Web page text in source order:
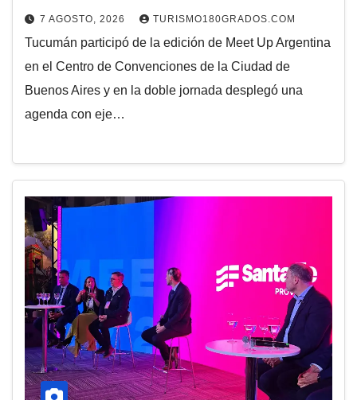
7 AGOSTO, 2026 TURISMO180GRADOS.COM
Tucumán participó de la edición de Meet Up Argentina
en el Centro de Convenciones de la Ciudad de
Buenos Aires y en la doble jornada desplegó una
agenda con eje…